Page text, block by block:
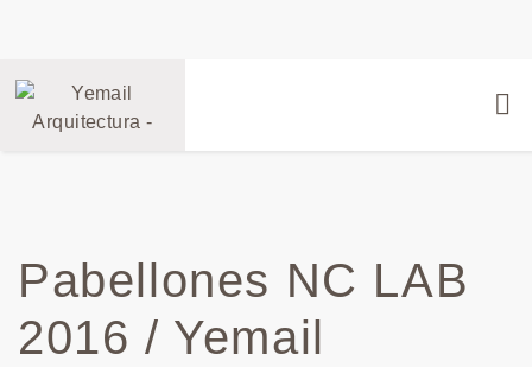
Pabellones NC LAB
2016 / Yemail